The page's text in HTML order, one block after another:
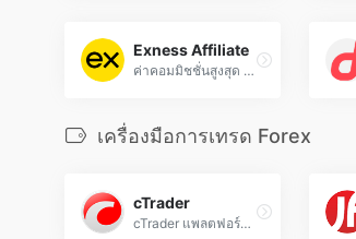
Exness Affiliate
ค่าคอมมิชชั่นสูงสุด $1850 หรือแบ่งรายได้ 40% พร้อมการจ่ายเงินรายวัน
เครื่องมือการเทรด Forex
cTrader
cTrader แพลตฟอร์มเทรด Forex อัจฉริยะด้วยเครื่องมือวิเคราะห์ขั้นสูง การเข้าถึงตลาดโดยตรง และอินเทอร์เฟซที่ปรับแต่งได้